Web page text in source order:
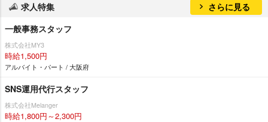
求人特集
さらに見る
一般事務スタッフ
株式会社MY3
時給1,500円
アルバイト・パート / 大阪府
SNS運用代行スタッフ
株式会社Melanger
時給1,800円～2,300円